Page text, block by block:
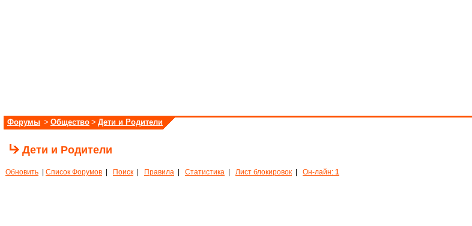
Форумы > Общество > Дети и Родители
Дети и Родители
Обновить Список Форумов Поиск Правила Статистика Лист блокировок Он-лайн: 1